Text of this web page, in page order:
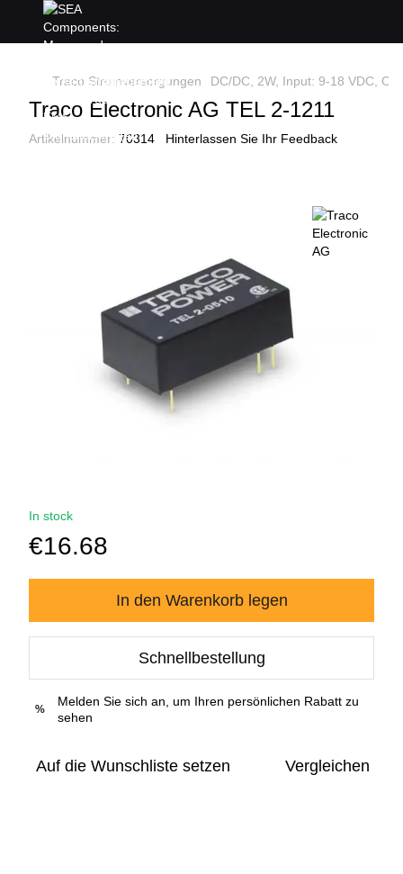
Traco Stromversorgungen DC/DC, 2W, Input: 9-18 VDC,
Traco Electronic AG TEL 2-1211
Artikelnummer: 70314 Hinterlassen Sie Ihr Feedback
In stock
€16.68
In den Warenkorb legen
Schnellbestellung
%
Melden Sie sich an, um Ihren persönlichen Rabatt zu
sehen
Auf die Wunschliste setzen Vergleichen